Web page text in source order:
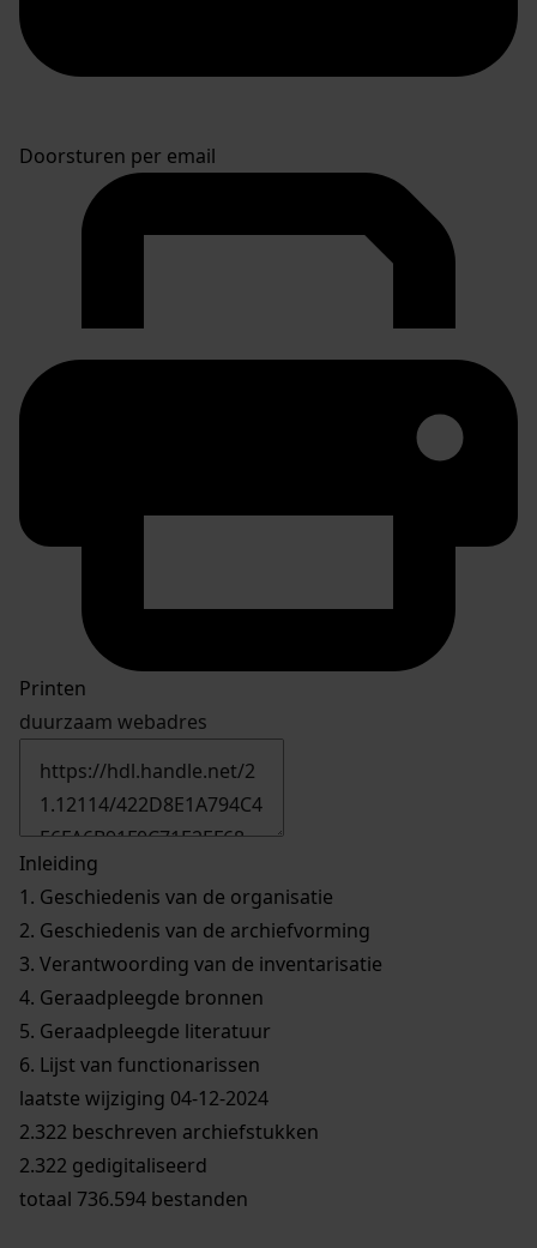
Doorsturen per email
Printen
duurzaam webadres
Inleiding
1. Geschiedenis van de organisatie
2. Geschiedenis van de archiefvorming
3. Verantwoording van de inventarisatie
4. Geraadpleegde bronnen
5. Geraadpleegde literatuur
6. Lijst van functionarissen
laatste wijziging 04-12-2024
2.322 beschreven archiefstukken
2.322 gedigitaliseerd
totaal 736.594 bestanden